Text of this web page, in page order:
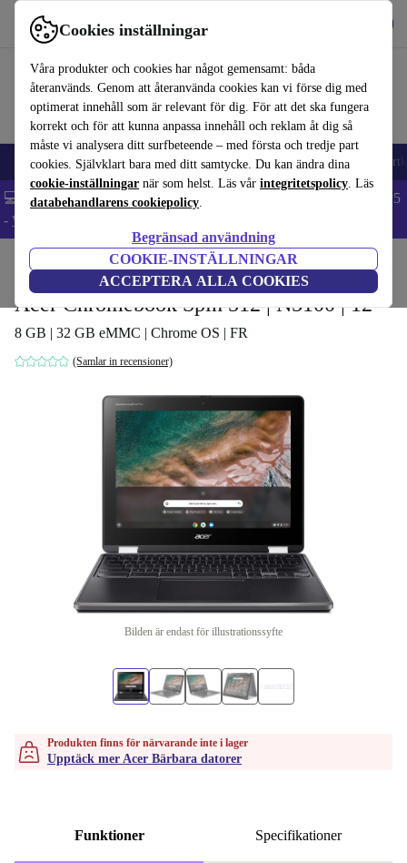
Cookies inställningar
Våra produkter och cookies har något gemensamt: båda
återanvänds. Genom att återanvända cookies kan vi förse dig med
optimerat innehåll som är relevant för dig. För att det ska fungera
korrekt och för att kunna anpassa innehåll och reklam åt dig så
måste vi analysera ditt surfbeteende – med första och tredje part
cookies. Självklart bara med ditt samtycke. Du kan ändra dina
cookie-inställningar när som helst. Läs vår integritetspolicy. Läs
databehandlarens cookiepolicy.
Begränsad användning
COOKIE-INSTÄLLNINGAR
ACCEPTERA ALLA COOKIES
Använd refurbed snabbt och enkelt
🎒 Back to school Mobiltelefoner Bärbara datorer Surfplattor
💻 Extra 5% rabatt på alla MacBooks och laptops - Code: LAPTOP5
- Villkor
Laptops Acer Bärbara datorer
Acer Chromebook Spin 512 | N5100 | 12"
8 GB | 32 GB eMMC | Chrome OS | FR
(Samlar in recensioner)
Bilden är endast för illustrationssyfte
Produkten finns för närvarande inte i lager
Upptäck mer Acer Bärbara datorer
Funktioner Specifikationer